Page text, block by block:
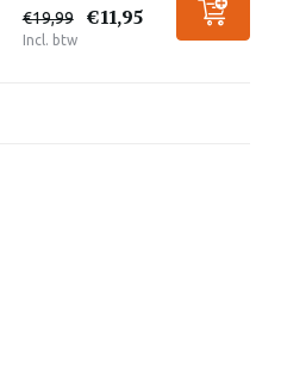
€19,99 €11,95
Incl. btw